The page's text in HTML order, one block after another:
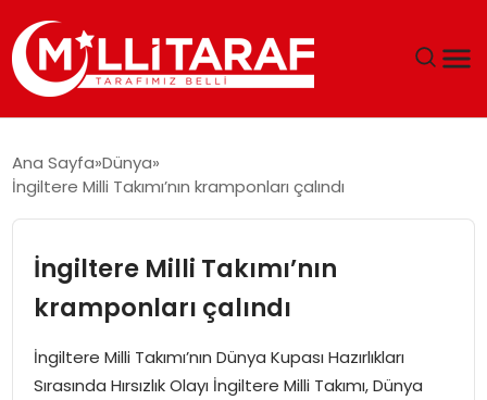
ÖZEL SAYFALAR
TEKNOLOJI
EKONOMI
SPOR
Ana Sayfa Dünya
İngiltere Milli Takımı’nın kramponları çalındı
İngiltere Milli Takımı’nın
kramponları çalındı
İngiltere Milli Takımı’nın Dünya Kupası Hazırlıkları
Sırasında Hırsızlık Olayı İngiltere Milli Takımı, Dünya